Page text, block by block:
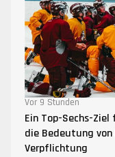
Vor 9 Stunden
Ein Top-Sechs-
die Bedeutung von
Verpflichtung